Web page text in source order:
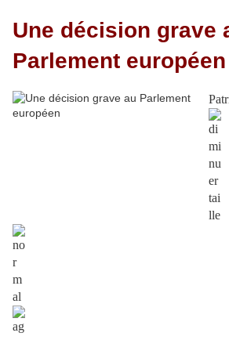
Une décision grave
Parlement européen